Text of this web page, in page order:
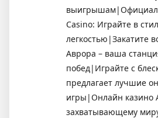
Casino: Играйте в
легкостью|Закатите
Аврора – ваша
побед|Играйте с
предлагает лучшие
игры|Онлайн казино
захватывающему